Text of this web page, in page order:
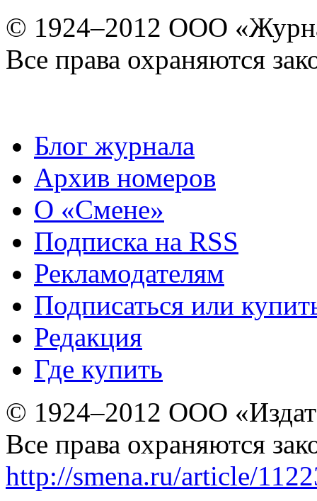
© 1924–2012 ООО
Все права охраняются
Блог журнала
Архив номеров
О «Смене»
Подписка на RSS
Рекламодателям
Подписаться или
Редакция
Где купить
© 1924–2012 ООО
Все права охраняются
http://smena.ru/article/